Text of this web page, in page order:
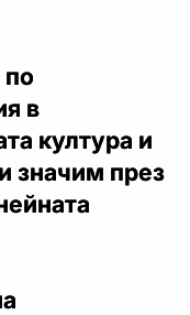
по
в
култура и
значим през